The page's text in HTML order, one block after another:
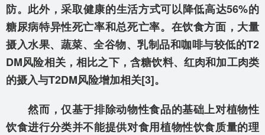
防。此外，采取健康的生活方式可以降低高达56%的
糖尿病特异性死亡率和总死亡率。在饮食方面，大量
摄入水果、蔬菜、全谷物、乳制品和咖啡与较低的T2
DM风险相关，相比之下，含糖饮料、红肉和加工肉类
的摄入与T2DM风险增加相关[3]。
然而，仅基于排除动物性食品的基础上对植物性
饮食进行分类并不能提供对食用植物性饮食质量的理